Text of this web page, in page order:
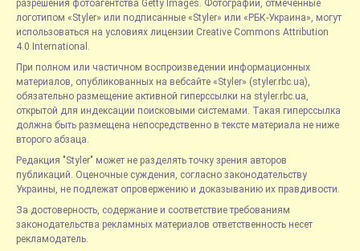
разрешения фотоагентства Getty Images. Фотографии, отмеченные
логотипом «Styler» или подписанные «Styler» или «РБК-Украина», могут
использоваться на условиях лицензии Creative Commons Attribution
4.0 International.
При полном или частичном воспроизведении информационных
материалов, опубликованных на вебсайте «Styler» (styler.rbc.ua),
обязательно размещение активной гиперссылки на styler.rbc.ua,
открытой для индексации поисковыми системами. Такая гиперссылка
должна быть размещена непосредственно в тексте материала не ниже
второго абзаца.
Редакция "Styler" может не разделять точку зрения авторов
публикаций. Оценочные суждения, согласно законодательству
Украины, не подлежат опровержению и доказыванию их правдивости.
За достоверность, содержание и соответствие требованиям
законодательства рекламных материалов ответственность несет
рекламодатель.